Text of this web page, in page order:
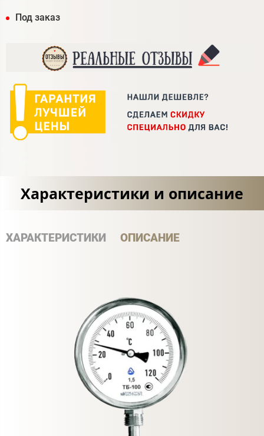
Под заказ
Характеристики и описание
ХАРАКТЕРИСТИКИ ОПИСАНИЕ